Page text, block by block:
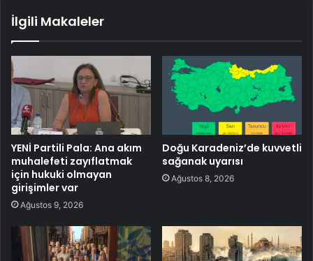
İlgili Makaleler
YENİ Partili Pala: Ana akım
muhalefeti zayıflatmak
için hukuki olmayan
girişimler var
Ağustos 9, 2026
Doğu Karadeniz’de kuvvetli
sağanak uyarısı
Ağustos 8, 2026